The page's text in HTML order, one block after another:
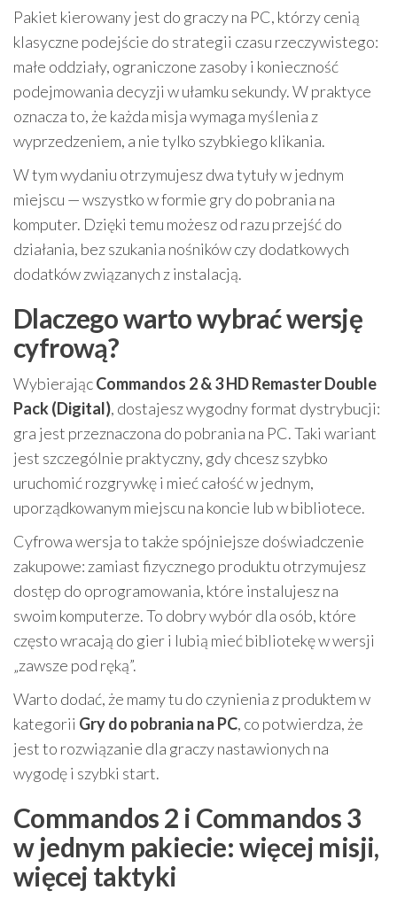
Pakiet kierowany jest do graczy na PC, którzy cenią
klasyczne podejście do strategii czasu rzeczywistego:
małe oddziały, ograniczone zasoby i konieczność
podejmowania decyzji w ułamku sekundy. W praktyce
oznacza to, że każda misja wymaga myślenia z
wyprzedzeniem, a nie tylko szybkiego klikania.
W tym wydaniu otrzymujesz dwa tytuły w jednym
miejscu — wszystko w formie gry do pobrania na
komputer. Dzięki temu możesz od razu przejść do
działania, bez szukania nośników czy dodatkowych
dodatków związanych z instalacją.
Dlaczego warto wybrać wersję
cyfrową?
WybierającCommandos 2 & 3 HD Remaster Double
Pack (Digital), dostajesz wygodny format dystrybucji:
gra jest przeznaczona do pobrania na PC. Taki wariant
jest szczególnie praktyczny, gdy chcesz szybko
uruchomić rozgrywkę i mieć całość w jednym,
uporządkowanym miejscu na koncie lub w bibliotece.
Cyfrowa wersja to także spójniejsze doświadczenie
zakupowe: zamiast fizycznego produktu otrzymujesz
dostęp do oprogramowania, które instalujesz na
swoim komputerze. To dobry wybór dla osób, które
często wracają do gier i lubią mieć bibliotekę w wersji
„zawsze pod ręką”.
Warto dodać, że mamy tu do czynienia z produktem w
kategorii Gry do pobrania na PC, co potwierdza, że
jest to rozwiązanie dla graczy nastawionych na
wygodę i szybki start.
Commandos 2 i Commandos 3
w jednym pakiecie: więcej misji,
więcej taktyki